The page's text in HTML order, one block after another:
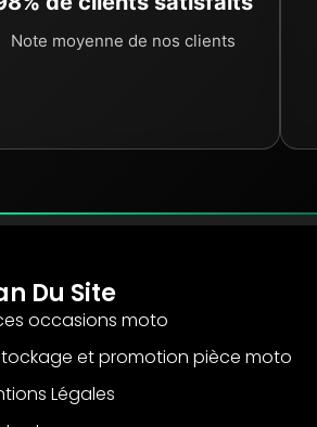
Note moyenne de nos clients
Du Site
occasions moto
et promotion pièce moto
Légales